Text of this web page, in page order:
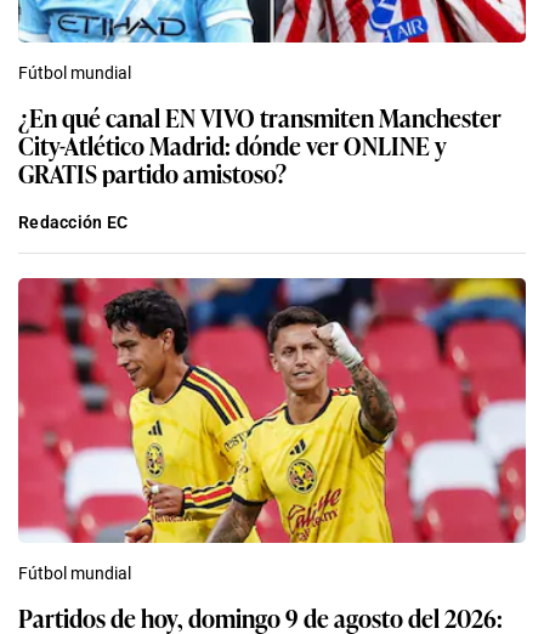
Fútbol mundial
¿En qué canal EN VIVO transmiten Manchester
City-Atlético Madrid: dónde ver ONLINE y
GRATIS partido amistoso?
Redacción EC
Fútbol mundial
Partidos de hoy, domingo 9 de agosto del 2026: